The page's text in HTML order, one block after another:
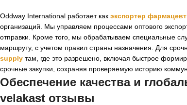
Oddway International работает как экспортер
организаций. Мы управляем процессами оптового
отправки. Кроме того, мы обрабатываем специальные
маршруту, с учетом правил страны назначения. Для
supply там, где это разрешено, включая быстрое
срочные закупки, сохраняя проверяемую историю
Обеспечение качества и
velakast отзывы